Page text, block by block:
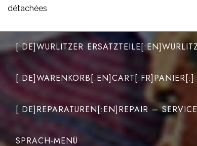
détachées
[:DE]WURLITZER
[:DE]WARENKORB[:EN]CART[:FR]PANIER[:]
[:DE]REPARATUREN[:EN]REPAIR –
SPRACH-MENÜ